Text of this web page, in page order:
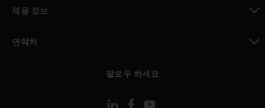
채용 정보
연락처
팔로우 하세요